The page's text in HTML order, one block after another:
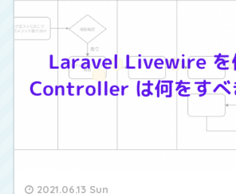
2021.06.13 Sun